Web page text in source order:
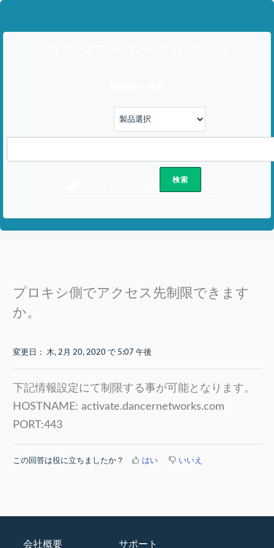
プロキシ側でアクセス先制限できます
か。
変更日： 木, 2月 20, 2020 で 5:07 午後
下記情報設定にて制限する事が可能となります。
HOSTNAME: activate.dancernetworks.com
PORT:443
この回答は役に立ちましたか？ はい いいえ
会社概要 サポート